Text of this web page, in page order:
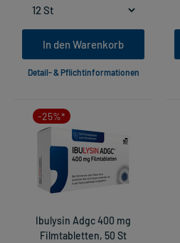
In den Warenkorb
Detail- & Pflichtinformationen
-25%*
Ibulysin Adgc 400 mg
Filmtabletten, 50 St